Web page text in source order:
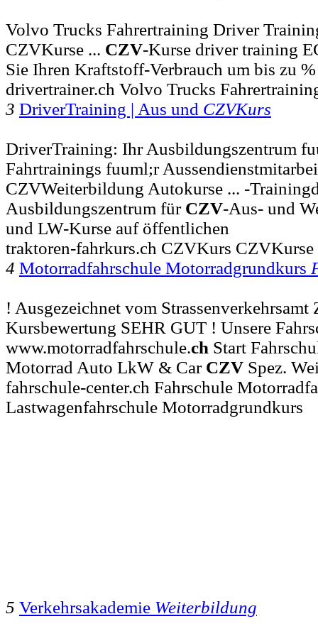
Volvo Trucks Fahrertraining Driver
CZVKurse ... CZV-Kurse driver training
Sie Ihren Kraftstoff-Verbrauch um bis zu
drivertrainer.ch Volvo Trucks
3 DriverTraining | Aus und CZVKurs
DriverTraining: Ihr Ausbildungszentrum
Fahrtrainings fuuml;r
CZVWeiterbildung Autokurse ... -
Ausbildungszentrum für CZV-Aus- und
und LW-Kurse auf öffentlichen
traktoren-fahrkurs.ch CZVKurs
4 Motorradfahrschule Motorradgrundkurs
! Ausgezeichnet vom Strassenverkehrsamt
Kursbewertung SEHR GUT ! Unsere
www.motorradfahrschule.ch Start
Motorrad Auto LkW & Car CZV Spez.
fahrschule-center.ch Fahrschule
Lastwagenfahrschule Motorradgrundkurs
5 Verkehrsakademie Weiterbildung